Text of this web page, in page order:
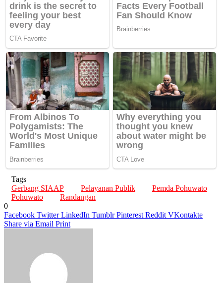
Tags
Gerbang SIAAP
Pelayanan Publik
Pemda Pohuwato
Pohuwato
Randangan
0
Facebook Twitter LinkedIn Tumblr Pinterest Reddit VKontakte
Share via Email Print